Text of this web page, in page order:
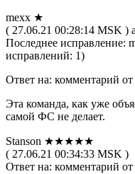
mexx ★
( 27.06.21 00:28:14 MSK )
Последнее исправление:
исправлений: 1)
Ответ на: комментарий
Эта команда, как уже
самой ФС не делает.
Stanson ★★★★★
( 27.06.21 00:34:33 MSK )
Ответ на: комментарий